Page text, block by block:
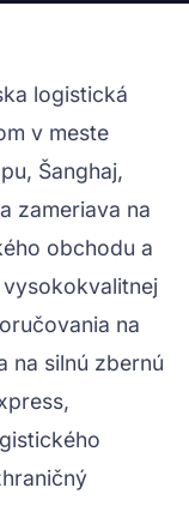
logistická
v meste
Šanghaj,
zameriava na
obchodu a
na
na silnú zbernú